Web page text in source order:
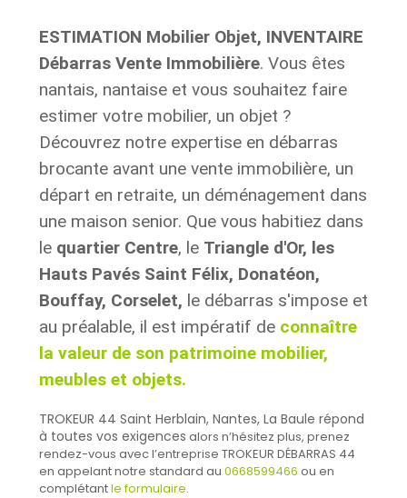
ESTIMATION Mobilier Objet, INVENTAIRE
Débarras Vente Immobilière. Vous êtes
nantais, nantaise et vous souhaitez faire
estimer votre mobilier, un objet ?
Découvrez notre expertise en débarras
brocante avant une vente immobilière, un
départ en retraite, un déménagement dans
une maison senior. Que vous habitiez dans
le quartier Centre, le Triangle d'Or, les
Hauts Pavés Saint Félix, Donatéon,
Bouffay, Corselet, le débarras s'impose et
au préalable, il est impératif de connaître
la valeur de son patrimoine mobilier,
meubles et objets.
TROKEUR 44 Saint Herblain, Nantes, La Baule répond
à toutes vos exigences alors n’hésitez plus, prenez
rendez-vous avec l’entreprise TROKEUR DÉBARRAS 44
en appelant notre standard au 0668599466 ou en
complétantle formulaire.